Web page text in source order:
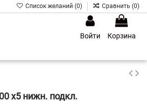
Список желаний (0) Сравнить (0)
Войти
Корзина
х5 нижн. подкл.